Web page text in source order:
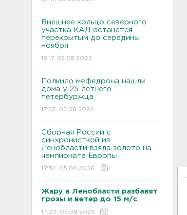
Внешнее кольцо северного
участка КАД останется
перекрытым до середины
ноября
18:17, 05.08.2026
Полкило мефедрона нашли
дома у 25-летнего
петербуржца
17:53, 05.08.2026
Сборная России с
синхронисткой из
Ленобласти взяла золото на
чемпионате Европы
17:34, 05.08.2026
Жару в Ленобласти разбавят
грозы и ветер до 15 м/с
17:20, 05.08.2026